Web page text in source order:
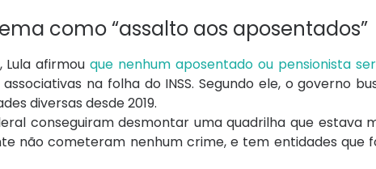
como “assalto aos aposentados”
Lula afirmou que nenhum aposentado ou pensionista
na folha do INSS. Segundo ele, o governo
diversas desde 2019.
conseguiram desmontar uma quadrilha que estava
não cometeram nenhum crime, e tem entidades que